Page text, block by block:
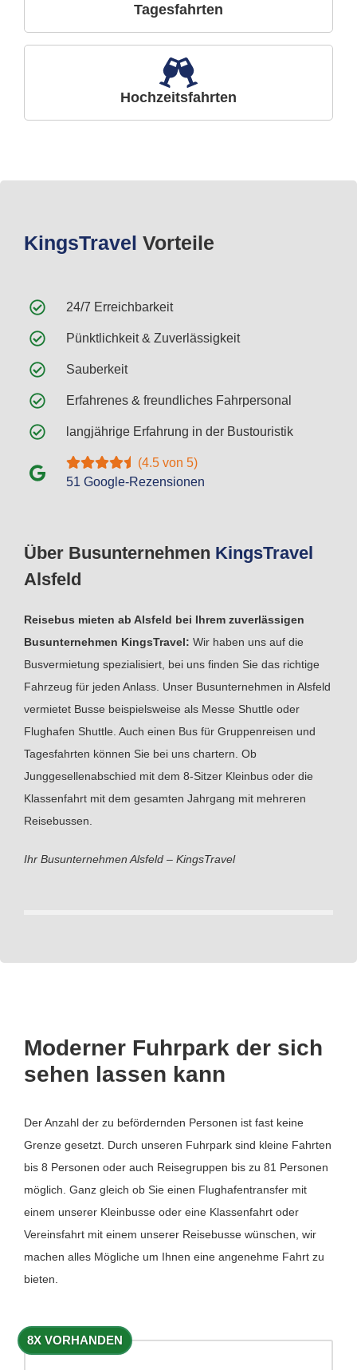
Tagesfahrten
Hochzeitsfahrten
Über Busunternehmen KingsTravel
Alsfeld
Reisebus mieten ab Alsfeld bei Ihrem zuverlässigen
Busunternehmen KingsTravel: Wir haben uns auf die
Busvermietung spezialisiert, bei uns finden Sie das richtige
Fahrzeug für jeden Anlass. Unser Busunternehmen in Alsfeld
vermietet Busse beispielsweise als Messe Shuttle oder
Flughafen Shuttle. Auch einen Bus für Gruppenreisen und
Tagesfahrten können Sie bei uns chartern. Ob
Junggesellenabschied mit dem 8-Sitzer Kleinbus oder die
Klassenfahrt mit dem gesamten Jahrgang mit mehreren
Reisebussen.
Ihr Busunternehmen Alsfeld – KingsTravel
KingsTravel Vorteile
24/7 Erreichbarkeit
Pünktlichkeit & Zuverlässigkeit
Sauberkeit
Erfahrenes & freundliches Fahrpersonal
langjährige Erfahrung in der Bustouristik
(4.5 von 5)
51 Google-Rezensionen
Moderner Fuhrpark der sich
sehen lassen kann
Der Anzahl der zu befördernden Personen ist fast keine
Grenze gesetzt. Durch unseren Fuhrpark sind kleine Fahrten
bis 8 Personen oder auch Reisegruppen bis zu 81 Personen
möglich. Ganz gleich ob Sie einen Flughafentransfer mit
einem unserer Kleinbusse oder eine Klassenfahrt oder
Vereinsfahrt mit einem unserer Reisebusse wünschen, wir
machen alles Mögliche um Ihnen eine angenehme Fahrt zu
bieten.
8X VORHANDEN